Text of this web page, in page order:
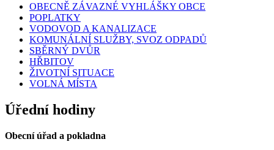
OBECNĚ ZÁVAZNÉ VYHLÁŠKY OBCE
POPLATKY
VODOVOD A KANALIZACE
KOMUNÁLNÍ SLUŽBY, SVOZ ODPADŮ
SBĚRNÝ DVŮR
HŘBITOV
ŽIVOTNÍ SITUACE
VOLNÁ MÍSTA
Úřední hodiny
Obecní úřad a pokladna